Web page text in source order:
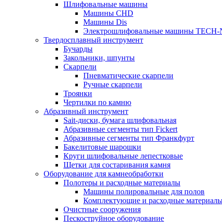
Шлифовальные машины
Машины CHD
Машины Dis
Электрошлифовальные машины TECH-
Твердосплавный инструмент
Бучарды
Закольники, шпунты
Скарпели
Пневматические скарпели
Ручные скарпели
Троянки
Чертилки по камню
Абразивный инструмент
Sait-диски, бумага шлифовальная
Абразивные сегменты тип Fickert
Абразивные сегменты тип Франкфурт
Бакелитовые шарошки
Круги шлифовальные лепестковые
Щетки для состаривания камня
Оборудование для камнеобработки
Полотеры и расходные материалы
Машины полировальные для полов
Комплектующие и расходные
Очистные сооружения
Пескоструйное оборудование